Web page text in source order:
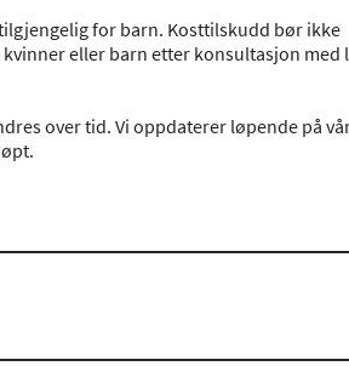
for barn. Kosttilskudd bør ikke
eller barn etter konsultasjon med
over tid. Vi oppdaterer løpende på